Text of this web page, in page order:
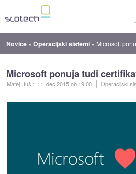
Novice »Operacijski sistemi » Microsoft
Microsoft ponuja tudi
Matej Huš :: 11. dec 2015ob 19:00 Operacijski